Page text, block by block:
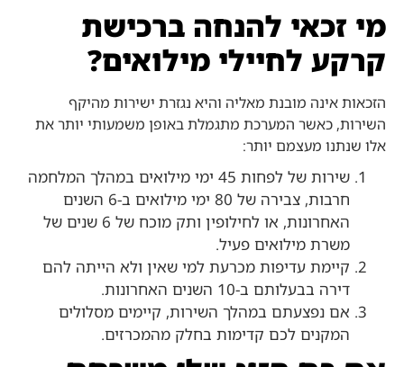
מי זכאי להנחה ברכישת
קרקע לחיילי מילואים?
הזכאות אינה מובנת מאליה והיא נגזרת ישירות מהיקף
השירות, כאשר המערכת מתגמלת באופן משמעותי יותר את
אלו שנתנו מעצמם יותר:
שירות של לפחות 45 ימי מילואים במהלך המלחמה
חרבות, צבירה של 80 ימי מילואים ב-6 השנים
האחרונות, או לחילופין ותק מוכח של 6 שנים של
משרת מילואים פעיל.
קיימת עדיפות מכרעת למי שאין ולא הייתה להם
דירה בבעלותם ב-10 השנים האחרונות.
אם נפצעתם במהלך השירות, קיימים מסלולים
המקנים לכם קדימות בחלק מהמכרזים.